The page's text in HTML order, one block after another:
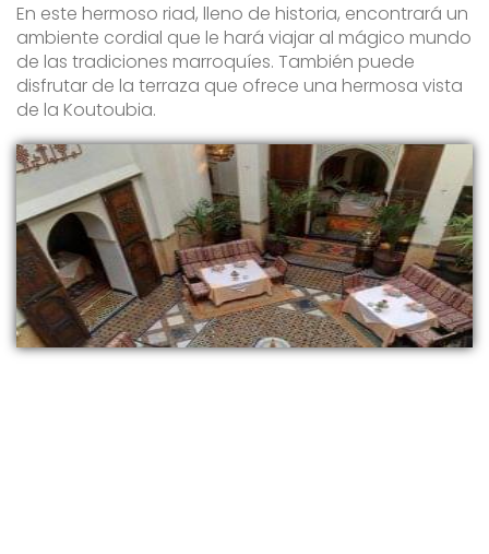
En este hermoso riad, lleno de historia, encontrará un
ambiente cordial que le hará viajar al mágico mundo
de las tradiciones marroquíes. También puede
disfrutar de la terraza que ofrece una hermosa vista
de la Koutoubia.